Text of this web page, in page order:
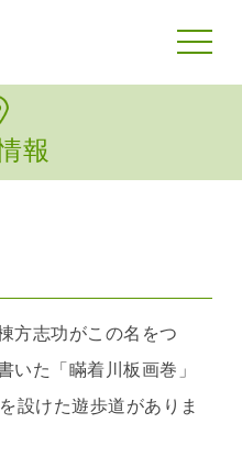
toggle
報
方志功がこの名をつ
いた「瞞着川板画巻」
設けた遊歩道がありま